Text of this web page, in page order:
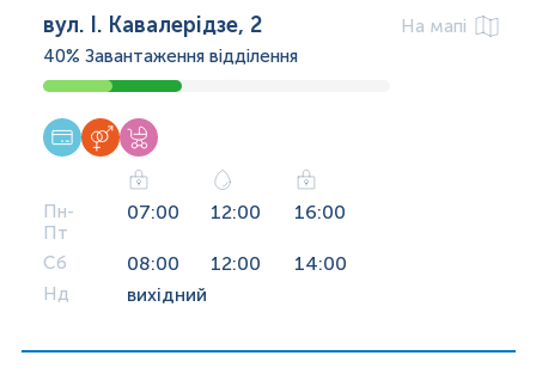
вул. І. Кавалерідзе, 2
На мапі
40% Завантаження відділення
Пн-
Пт
07:00 12:00 16:00
Сб 08:00 12:00 14:00
Нд вихідний